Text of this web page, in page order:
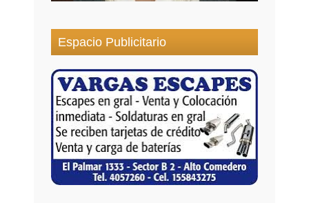
Espacio Publicitario